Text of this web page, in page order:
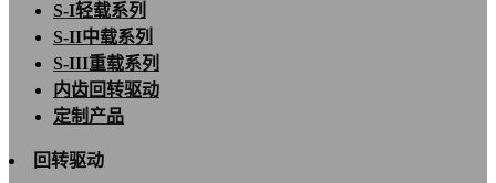
S-I轻载系列
S-II中载系列
S-III重载系列
内齿回转驱动
定制产品
回转驱动